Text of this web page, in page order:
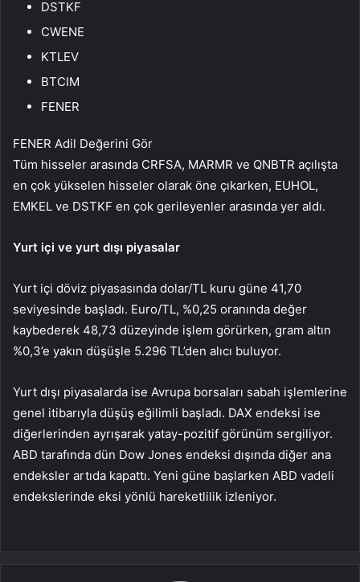
DSTKF
CWENE
KTLEV
BTCIM
FENER
FENER Adil Değerini Gör
Tüm hisseler arasında CRFSA, MARMR ve QNBTR açılışta
en çok yükselen hisseler olarak öne çıkarken, EUHOL,
EMKEL ve DSTKF en çok gerileyenler arasında yer aldı.
Yurt içi ve yurt dışı piyasalar
Yurt içi döviz piyasasında dolar/TL kuru güne 41,70
seviyesinde başladı. Euro/TL, %0,25 oranında değer
kaybederek 48,73 düzeyinde işlem görürken, gram altın
%0,3’e yakın düşüşle 5.296 TL’den alıcı buluyor.
Yurt dışı piyasalarda ise Avrupa borsaları sabah işlemlerine
genel itibarıyla düşüş eğilimli başladı. DAX endeksi ise
diğerlerinden ayrışarak yatay-pozitif görünüm sergiliyor.
ABD tarafında dün Dow Jones endeksi dışında diğer ana
endeksler artıda kapattı. Yeni güne başlarken ABD vadeli
endekslerinde eksi yönlü hareketlilik izleniyor.